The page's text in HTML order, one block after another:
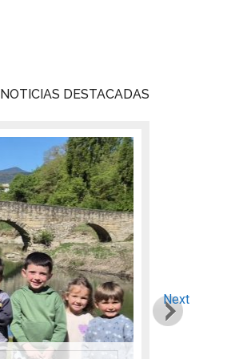
NOTICIAS DESTACADAS
Next